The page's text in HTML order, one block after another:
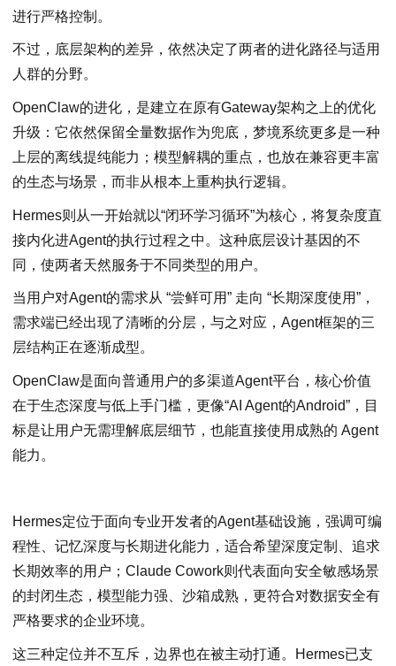
进行严格控制。
不过，底层架构的差异，依然决定了两者的进化路径与适用
人群的分野。
OpenClaw的进化，是建立在原有Gateway架构之上的优化
升级：它依然保留全量数据作为兜底，梦境系统更多是一种
上层的离线提纯能力；模型解耦的重点，也放在兼容更丰富
的生态与场景，而非从根本上重构执行逻辑。
Hermes则从一开始就以“闭环学习循环”为核心，将复杂度直
接内化进Agent的执行过程之中。这种底层设计基因的不
同，使两者天然服务于不同类型的用户。
当用户对Agent的需求从 “尝鲜可用” 走向 “长期深度使用”，
需求端已经出现了清晰的分层，与之对应，Agent框架的三
层结构正在逐渐成型。
OpenClaw是面向普通用户的多渠道Agent平台，核心价值
在于生态深度与低上手门槛，更像“AI Agent的Android”，目
标是让用户无需理解底层细节，也能直接使用成熟的 Agent
能力。
Hermes定位于面向专业开发者的Agent基础设施，强调可编
程性、记忆深度与长期进化能力，适合希望深度定制、追求
长期效率的用户；Claude Cowork则代表面向安全敏感场景
的封闭生态，模型能力强、沙箱成熟，更符合对数据安全有
严格要求的企业环境。
这三种定位并不互斥，边界也在被主动打通。Hermes已支